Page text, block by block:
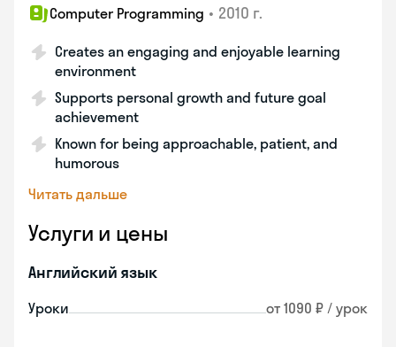
Computer Programming • 2010 г.
Creates an engaging and enjoyable learning
environment
Supports personal growth and future goal
achievement
Known for being approachable, patient, and
humorous
Читать дальше
Услуги и цены
Английский язык
Уроки от 1090 ₽ / урок